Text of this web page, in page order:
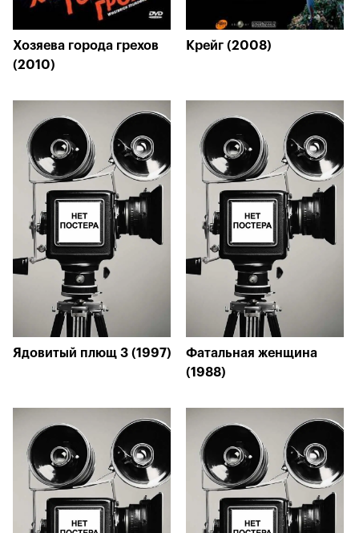
Хозяева города грехов
(2010)
Крейг (2008)
Ядовитый плющ 3 (1997)
Фатальная женщина
(1988)